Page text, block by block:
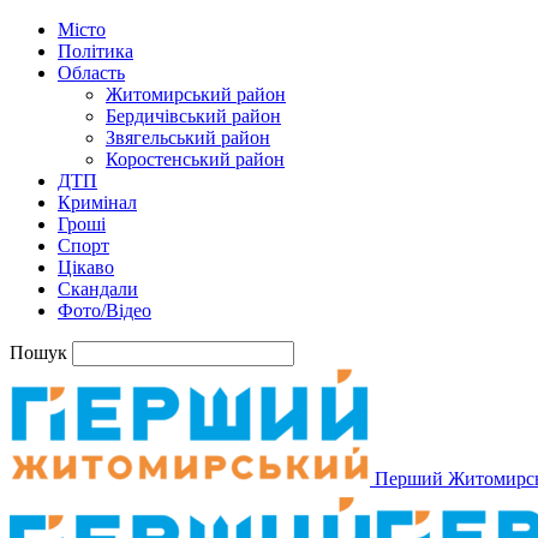
Місто
Політика
Область
Житомирський район
Бердичівський район
Звягельський район
Коростенський район
ДТП
Кримінал
Гроші
Спорт
Цікаво
Скандали
Фото/Відео
Пошук
Перший